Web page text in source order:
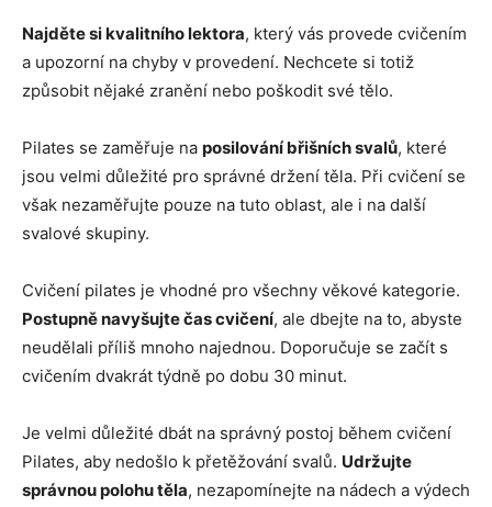
Najděte si kvalitního lektora, který vás provede cvičením
a upozorní na chyby v provedení. Nechcete si totiž
způsobit nějaké zranění nebo poškodit své tělo.
Pilates se zaměřuje na posilování břišních svalů, které
jsou velmi důležité pro správné držení těla. Při cvičení se
však nezaměřujte pouze na tuto oblast, ale i na další
svalové skupiny.
Cvičení pilates je vhodné pro všechny věkové kategorie.
Postupně navyšujte čas cvičení, ale dbejte na to, abyste
neudělali příliš mnoho najednou. Doporučuje se začít s
cvičením dvakrát týdně po dobu 30 minut.
Je velmi důležité dbát na správný postoj během cvičení
Pilates, aby nedošlo k přetěžování svalů. Udržujte
správnou polohu těla, nezapomínejte na nádech a výdech